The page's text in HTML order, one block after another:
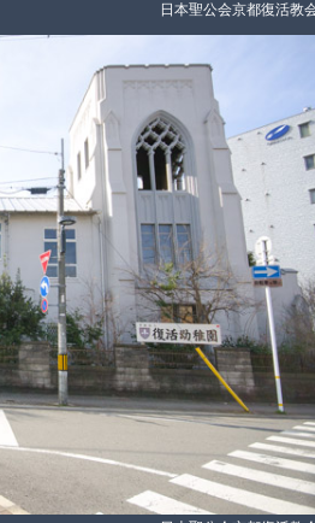
日本聖公会京都復活教